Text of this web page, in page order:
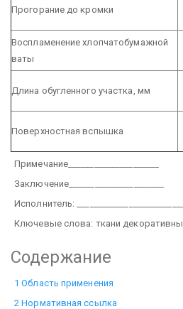
Прогорание до кромки
Воспламенение хлопчатобумажной
ваты
Длина обугленного участка, мм
Поверхностная вспышка
Примечание_____________________
Заключение______________________
Исполнитель:
Ключевые слова: ткани
Содержание
1 Область применения
2 Нормативная ссылка